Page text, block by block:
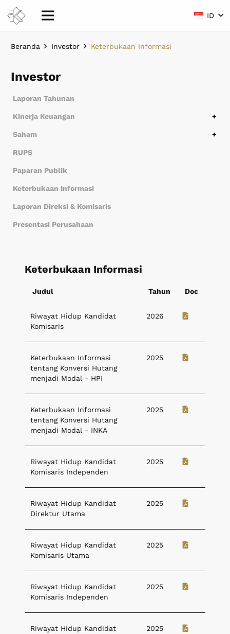
ID
Beranda Investor Keterbukaan Informasi
Investor
Laporan Tahunan
Kinerja Keuangan
Ikhtisar Keuangan
Laporan Keuangan
Saham
Struktur Saham
Saham Pengendali & Entitas Anak
Kronologi Saham
Riwayat Dividen
RUPS
Paparan Publik
Keterbukaan Informasi
Laporan Direksi & Komisaris
Presentasi Perusahaan
Keterbukaan Informasi
Judul Tahun Doc
Riwayat Hidup Kandidat
Komisaris
2026
Keterbukaan Informasi
tentang Konversi Hutang
menjadi Modal - HPI
2025
Keterbukaan Informasi
tentang Konversi Hutang
menjadi Modal - INKA
2025
Riwayat Hidup Kandidat
Komisaris Independen
2025
Riwayat Hidup Kandidat
Direktur Utama
2025
Riwayat Hidup Kandidat
Komisaris Utama
2025
Riwayat Hidup Kandidat
Komisaris Independen
2025
Riwayat Hidup Kandidat
2025